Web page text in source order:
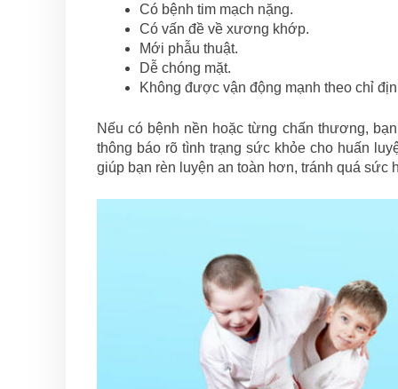
Có bệnh tim mạch nặng.
Có vấn đề về xương khớp.
Mới phẫu thuật.
Dễ chóng mặt.
Không được vận động mạnh theo chỉ
Nếu có bệnh nền hoặc từng chấn thương,
thông báo rõ tình trạng sức khỏe cho huấn
giúp bạn rèn luyện an toàn hơn, tránh quá sức